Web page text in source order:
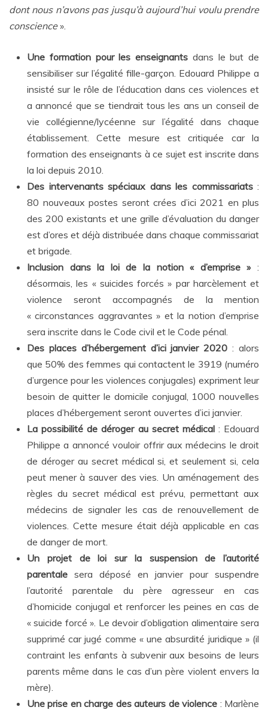
dont nous n’avons pas jusqu’à aujourd’hui voulu prendre
conscience».
Une formation pour les enseignants dans le but de
sensibiliser sur l’égalité fille-garçon. Edouard Philippe a
insisté sur le rôle de l’éducation dans ces violences et
a annoncé que se tiendrait tous les ans un conseil de
vie collégienne/lycéenne sur l’égalité dans chaque
établissement. Cette mesure est critiquée car la
formation des enseignants à ce sujet est inscrite dans
la loi depuis 2010.
Des intervenants spéciaux dans les commissariats:
80 nouveaux postes seront crées d’ici 2021 en plus
des 200 existants et une grille d’évaluation du danger
est d’ores et déjà distribuée dans chaque commissariat
et brigade.
Inclusion dans la loi de la notion « d’emprise » :
désormais, les « suicides forcés » par harcèlement et
violence seront accompagnés de la mention
« circonstances aggravantes » et la notion d’emprise
sera inscrite dans le Code civil et le Code pénal.
Des places d’hébergement d’ici janvier 2020: alors
que 50% des femmes qui contactent le 3919 (numéro
d’urgence pour les violences conjugales) expriment leur
besoin de quitter le domicile conjugal, 1000 nouvelles
places d’hébergement seront ouvertes d’ici janvier.
La possibilité de déroger au secret médical : Edouard
Philippe a annoncé vouloir offrir aux médecins le droit
de déroger au secret médical si, et seulement si, cela
peut mener à sauver des vies. Un aménagement des
règles du secret médical est prévu, permettant aux
médecins de signaler les cas de renouvellement de
violences. Cette mesure était déjà applicable en cas
de danger de mort.
Un projet de loi sur la suspension de l’autorité
parentale sera déposé en janvier pour suspendre
l’autorité parentale du père agresseur en cas
d’homicide conjugal et renforcer les peines en cas de
« suicide forcé ». Le devoir d’obligation alimentaire sera
supprimé car jugé comme « une absurdité juridique » (il
contraint les enfants à subvenir aux besoins de leurs
parents même dans le cas d’un père violent envers la
mère).
Une prise en charge des auteurs de violence : Marlène